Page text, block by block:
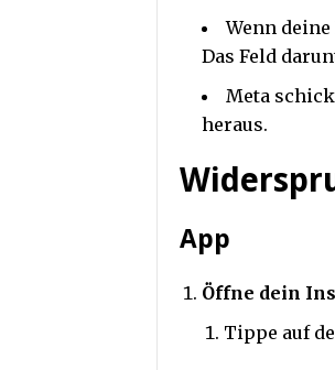
Wenn
Das Feld
Meta
heraus.
App
Öffne dein
Tippe auf